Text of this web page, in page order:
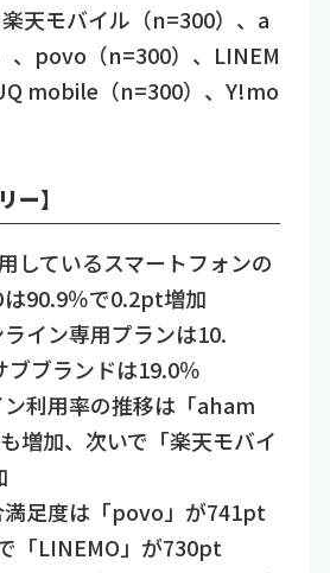
天モバイル（n=300）、a
、povo（n=300）、LINEM
mobile（n=300）、Y!mo
ー】
ているスマートフォンの
90.9％で0.2pt増加
イン専用プランは10.
ブブランドは19.0％
利用率の推移は「aham
増加、次いで「楽天モバイ
足度は「povo」が741pt
「LINEMO」が730pt